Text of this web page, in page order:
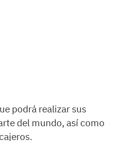
podrá realizar sus
del mundo, así como